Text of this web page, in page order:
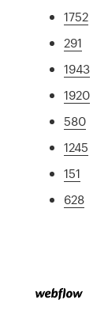
1752
291
1943
1920
580
1245
151
628